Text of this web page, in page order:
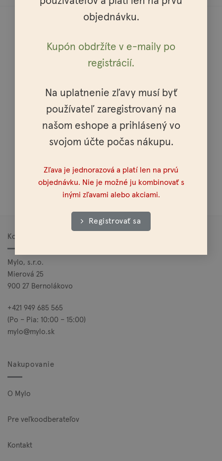
objednávku.
Kupón obdržíte v e-maily po
registrácií.
Na uplatnenie zľavy musí byť
používateľ zaregistrovaný na
našom eshope a prihlásený vo
svojom účte počas nákupu.
Zľava je jednorazová a platí len na prvú
objednávku. Nie je možné ju kombinovať s
inými zľavami alebo akciami.
Registrovať sa
variantov.
môžete
produktu.
Osobné vyzdvihnutie možné v celej SR a ČR
Doprava nad 100€ zadarmo
Kontakt
Mylo, s.r.o.
Mierová 25
900 27 Bernolákovo
+421 949 685 565
(Po – Pia: 10:00 – 15:00)
mylo@mylo.sk
Nakupovanie
O Mylo
Pre veľkoodberateľov
Kontakt